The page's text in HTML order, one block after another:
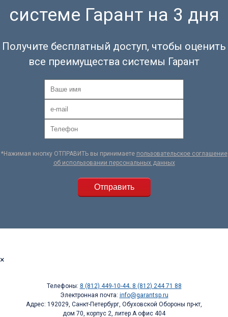
системе Гарант на 3 дня
Получите бесплатный доступ, чтобы оценить
все преимущества системы Гарант
*Нажимая кнопку ОТПРАВИТЬ вы принимаете пользовательское соглашение
об использовании персональных данных
×
Телефоны: 8 (812) 449-10-44, 8 (812) 244 71 88
Электронная почта: info@garantsp.ru
Адрес: 192029, Санкт-Петербург, Обуховской Обороны пр-кт,
дом 70, корпус 2, литер А офис 404